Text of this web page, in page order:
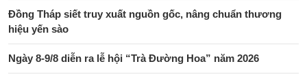
Đồng Tháp siết truy xuất nguồn gốc, nâng chuẩn thương
hiệu yến sào
Ngày 8-9/8 diễn ra lễ hội “Trà Đường Hoa” năm 2026